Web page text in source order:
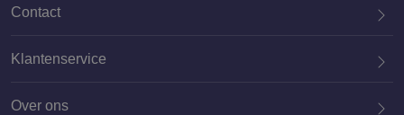
Contact
020 659 3444
Klantenservice
Over ons